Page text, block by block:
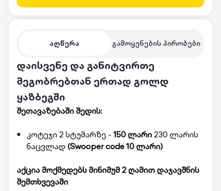
აღწერა გამოყენების პირობები
დაისვენე და განიტვირთე
მეგობრებთან ერთად გოლდ
ყაზბეგში
შეთავაზებაში შედის:
კოტეჯი 2 სტუმარზე - 150 ლარი230 ლარის
ნაცვლად (Swooper code 10 ლარი)
აქცია მოქმედებს მინიმუმ 2 ღამით დაჯავშნის
შემთხვევაში